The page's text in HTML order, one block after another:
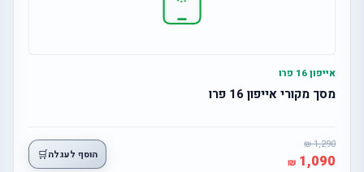
אייפון 16 פרו
מסך מקורי אייפון 16 פרו
1,290
1,090 הוסף לעגלה🛒